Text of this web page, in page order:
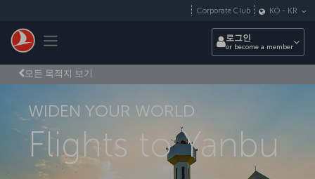
Toggle navigation
Corporate Club KO - KR
로그인
or become a member
모든 목적지 보기
WIDEN YOUR WORLD
Flights to Yanbu